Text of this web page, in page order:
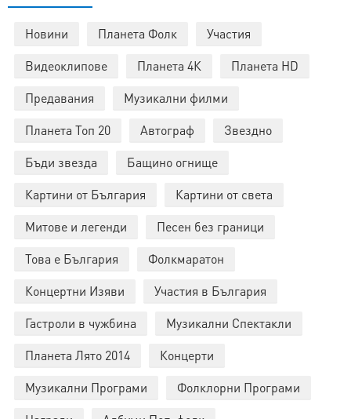
Новини Планета Фолк
Участия
Видеоклипове
Планета 4К
Планета HD
Предавания
Музикални филми
Планета Топ 20
Автограф
Звездно
Бъди звезда
Бащино огнище
Картини от България
Картини от света
Митове и легенди
Песен без граници
Това е България
Фолкмаратон
Концертни Изяви
Участия в България
Гастроли в чужбина
Музикални Спектакли
Планета Лято 2014
Концерти
Музикални Програми
Фолклорни Програми